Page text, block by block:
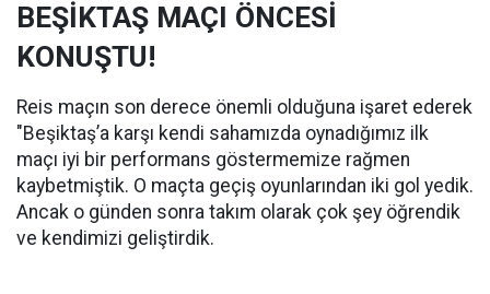
BEŞİKTAŞ MAÇI ÖNCESİ
KONUŞTU!
Reis maçın son derece önemli olduğuna işaret ederek
"Beşiktaş’a karşı kendi sahamızda oynadığımız ilk
maçı iyi bir performans göstermemize rağmen
kaybetmiştik. O maçta geçiş oyunlarından iki gol yedik.
Ancak o günden sonra takım olarak çok şey öğrendik
ve kendimizi geliştirdik.